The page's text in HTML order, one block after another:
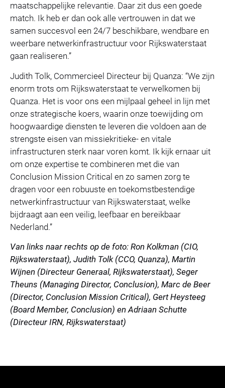
maatschappelijke relevantie. Daar zit dus een goede
match. Ik heb er dan ook alle vertrouwen in dat we
samen succesvol een 24/7 beschikbare, wendbare en
weerbare netwerkinfrastructuur voor Rijkswaterstaat
gaan realiseren.”
Judith Tolk, Commercieel Directeur bij Quanza: “We zijn
enorm trots om Rijkswaterstaat te verwelkomen bij
Quanza. Het is voor ons een mijlpaal geheel in lijn met
onze strategische koers, waarin onze toewijding om
hoogwaardige diensten te leveren die voldoen aan de
strengste eisen van missiekritieke- en vitale
infrastructuren sterk naar voren komt. Ik kijk ernaar uit
om onze expertise te combineren met die van
Conclusion Mission Critical en zo samen zorg te
dragen voor een robuuste en toekomstbestendige
netwerkinfrastructuur van Rijkswaterstaat, welke
bijdraagt aan een veilig, leefbaar en bereikbaar
Nederland.”
Van links naar rechts op de foto: Ron Kolkman (CIO,
Rijkswaterstaat), Judith Tolk (CCO, Quanza), Martin
Wijnen (Directeur Generaal, Rijkswaterstaat), Seger
Theuns (Managing Director, Conclusion), Marc de Beer
(Director, Conclusion Mission Critical), Gert Heysteeg
(Board Member, Conclusion) en Adriaan Schutte
(Directeur IRN, Rijkswaterstaat)